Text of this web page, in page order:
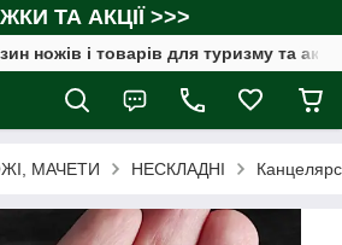
ТА АКЦІЇ >>>
ножів і товарів для туризму та
МАЧЕТИ НЕСКЛАДНІ